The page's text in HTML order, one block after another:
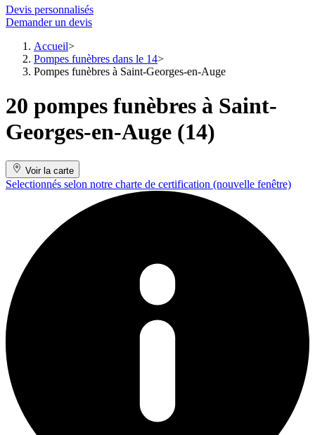
Devis personnalisés
Demander un devis
Accueil
Pompes funèbres dans le 14
Pompes funèbres à Saint-Georges-en-Auge
20 pompes funèbres à Saint-
Georges-en-Auge (14)
Voir la carte
Selectionnés selon notre charte de certification (nouvelle fenêtre)